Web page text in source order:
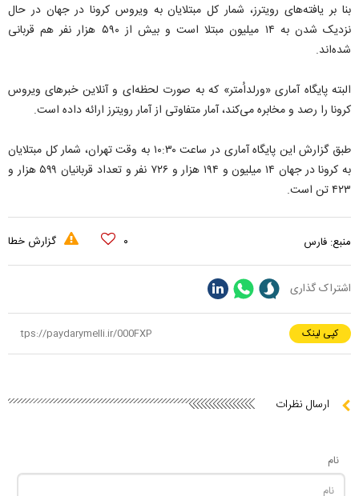
بنا بر یافته‌های رویترز، شمار کل مبتلایان به ویروس کرونا در جهان در حال
نزدیک شدن به ۱۴ میلیون مبتلا است و بیش از ۵۹۰ هزار نفر هم قربانی
شده‌اند.
البته پایگاه آماری «ورلداُمتر» که به صورت لحظه‌ای و آنلاین خبرهای ویروس
کرونا را رصد و مخابره می‌کند، آمار متفاوتی از آمار رویترز ارائه داده است.
طبق گزارش این پایگاه آماری در ساعت ۱۰:۳۰ به وقت تهران، شمار کل مبتلایان
به کرونا در جهان ۱۴ میلیون و ۱۹۴ هزار و ۷۲۶ نفر و تعداد قربانیان ۵۹۹ هزار و
۴۲۳ تن است.
منبع: فارس ۰ گزارش خطا
اشتراک گذاری
کپی لینک
ارسال نظرات
نام